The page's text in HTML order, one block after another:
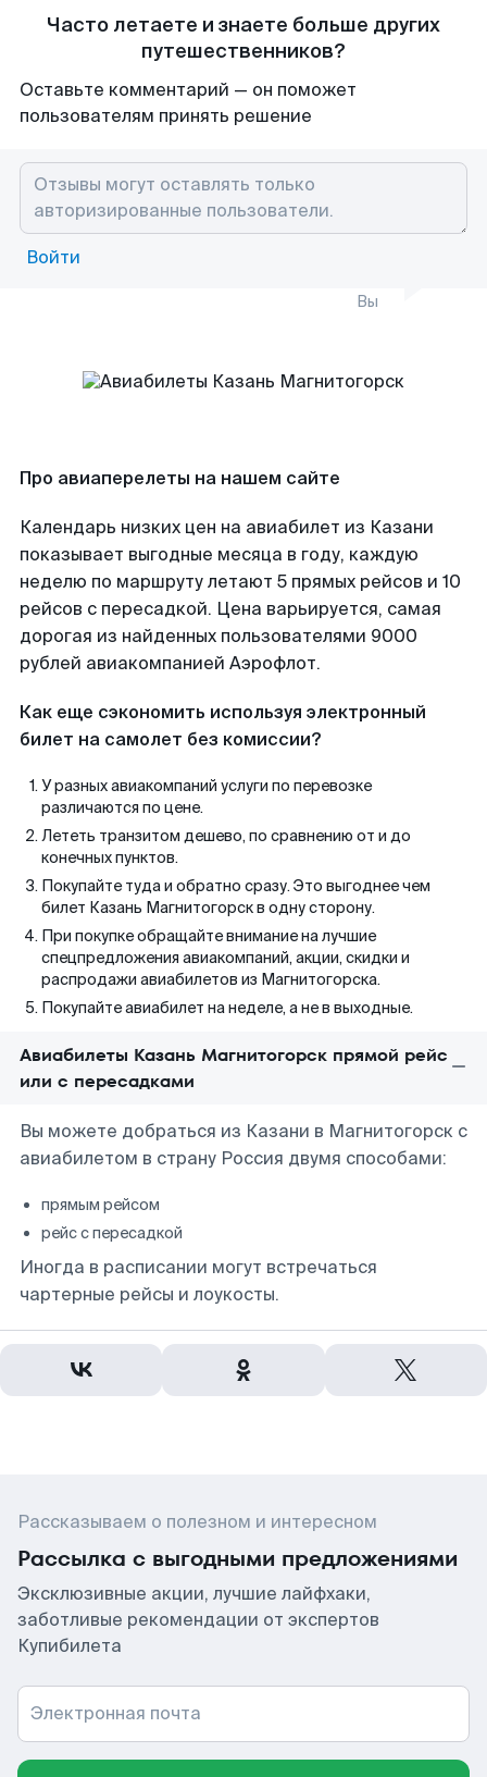
Часто летаете и знаете больше других
путешественников?
Оставьте комментарий — он поможет
пользователям принять решение
Войти
Вы
Про авиаперелеты на нашем сайте
Календарь низких цен на авиабилет из Казани
показывает выгодные месяца в году, каждую
неделю по маршруту летают 5 прямых рейсов и 10
рейсов с пересадкой. Цена варьируется, самая
дорогая из найденных пользователями 9000
рублей авиакомпанией Аэрофлот.
Как еще сэкономить используя электронный
билет на самолет без комиссии?
У разных авиакомпаний услуги по перевозке
различаются по цене.
Лететь транзитом дешево, по сравнению от и до
конечных пунктов.
Покупайте туда и обратно сразу. Это выгоднее чем
билет Казань Магнитогорск в одну сторону.
При покупке обращайте внимание на лучшие
спецпредложения авиакомпаний, акции, скидки и
распродажи авиабилетов из Магнитогорска.
Покупайте авиабилет на неделе, а не в выходные.
Авиабилеты Казань Магнитогорск прямой рейс
или с пересадками
Вы можете добраться из Казани в Магнитогорск с
авиабилетом в страну Россия двумя способами:
прямым рейсом
рейс с пересадкой
Иногда в расписании могут встречаться
чартерные рейсы и лоукосты.
Рассказываем о полезном и интересном
Рассылка с выгодными предложениями
Эксклюзивные акции, лучшие лайфхаки,
заботливые рекомендации от экспертов
Купибилета
Электронная почта